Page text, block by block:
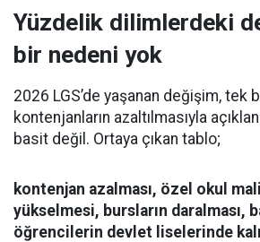
Yüzdelik dilimlerdeki
bir nedeni yok
2026 LGS’de yaşanan değişim, tek
kontenjanların azaltılmasıyla
basit değil. Ortaya çıkan tablo;
kontenjan azalması, özel okul
yükselmesi, bursların daralması,
öğrencilerin devlet liselerinde